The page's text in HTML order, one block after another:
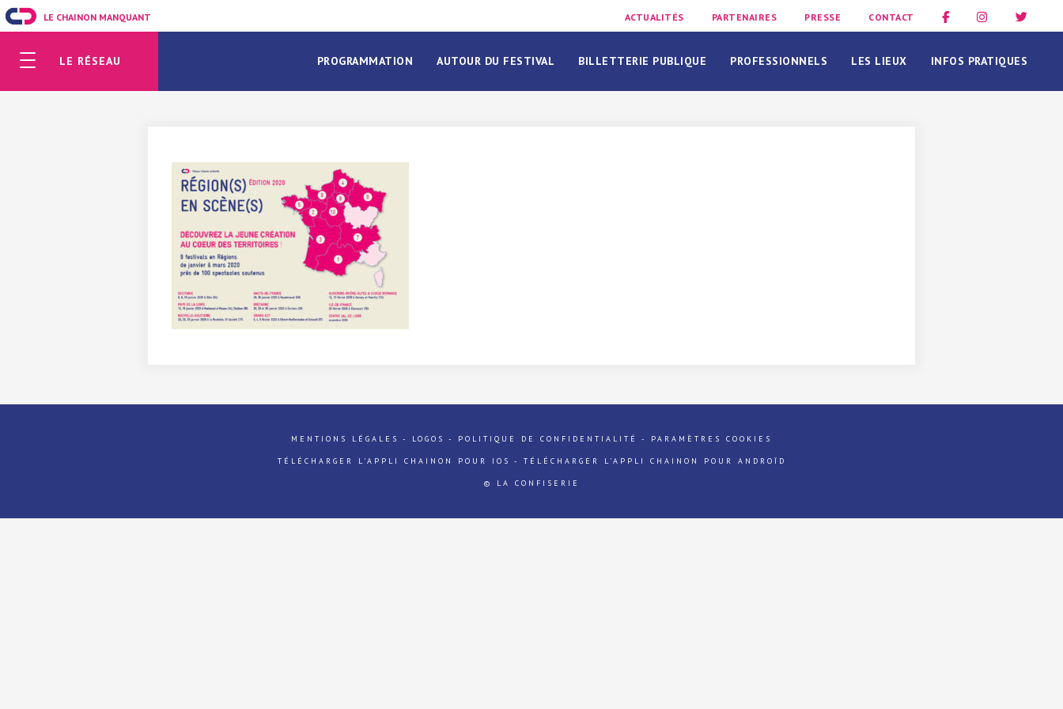
LE CHAINON MANQUANT ACTUALITÉS PARTENAIRES PRESSE CONTACT
LE RÉSEAU PROGRAMMATION AUTOUR DU FESTIVAL BILLETTERIE PUBLIQUE PROFESSIONNELS LES LIEUX INFOS PRATIQUES
MENTIONS LÉGALES - LOGOS - POLITIQUE DE CONFIDENTIALITÉ - PARAMÈTRES COOKIES
TÉLÉCHARGER L'APPLI CHAINON POUR IOS - TÉLÉCHARGER L'APPLI CHAINON POUR ANDROÏD
© LA CONFISERIE